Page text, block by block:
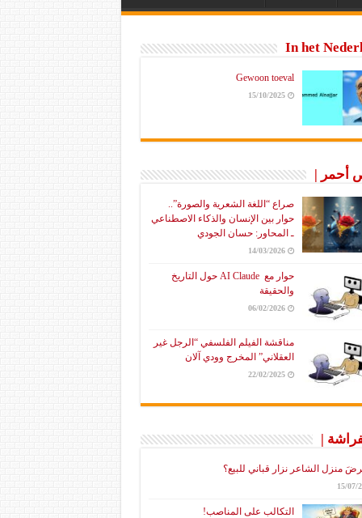
In het
Gewoon toeval
15/10/2025
أحمر |
صراع “اللغة الشعرية والصورة”..
حوار بين الإنسان والذكاء الاصطناعي
ـ المحاور: حسان الجودي
14/03/2026
حوار مع AI Claude حول التاريخ
والحقيقة
06/02/2026
مناقشة الفيلم الفلسفي “الرجل غير
العقلاني” المخرج وودي آلان
22/02/2025
|
منزل الشاعر نزار قباني للبيع؟
15/07/
التكالب على المناصب!